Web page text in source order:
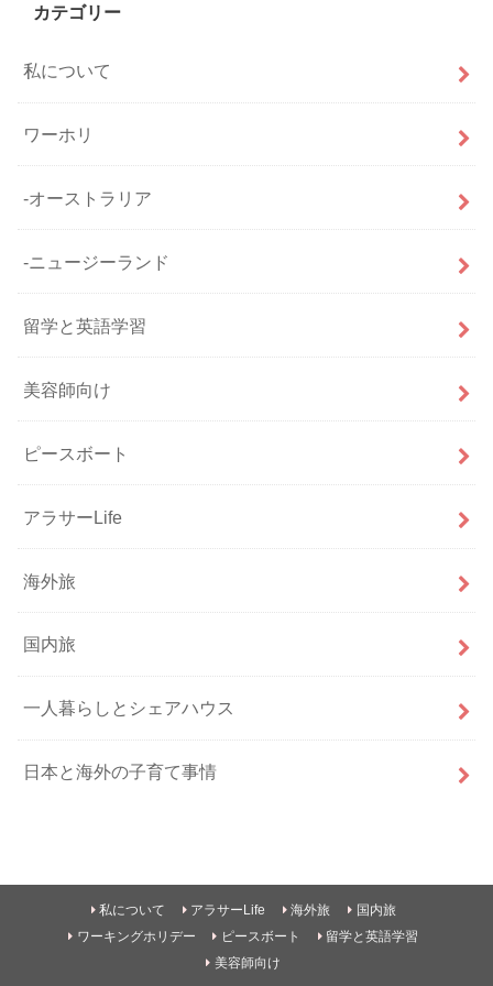
カテゴリー
私について
ワーホリ
-オーストラリア
-ニュージーランド
留学と英語学習
美容師向け
ピースボート
アラサーLife
海外旅
国内旅
一人暮らしとシェアハウス
日本と海外の子育て事情
私について アラサーLife 海外旅
国内旅
ワーキングホリデー
ピースボート
留学と英語学習
美容師向け